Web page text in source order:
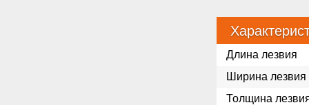
Длина лезвия
Ширина лезвия
Толщина